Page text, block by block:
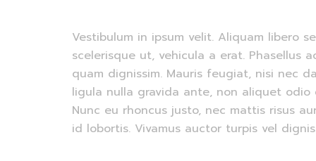
Vestibulum in ipsum velit. Aliquam libero
scelerisque ut, vehicula a erat. Phasellus
quam dignissim. Mauris feugiat, nisi nec
ligula nulla gravida ante, non aliquet
Nunc eu rhoncus justo, nec mattis risus
id lobortis. Vivamus auctor turpis vel